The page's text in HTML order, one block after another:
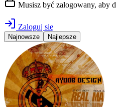
Musisz być zalogowany, aby
Zaloguj się
Najnowsze Najlepsze